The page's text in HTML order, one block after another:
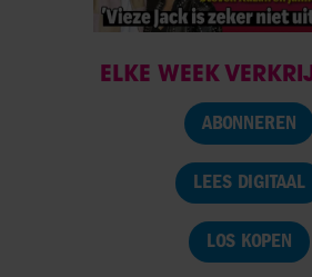
ELKE WEEK
ABONNEREN
LEES DIGITAAL
LOS KOPEN